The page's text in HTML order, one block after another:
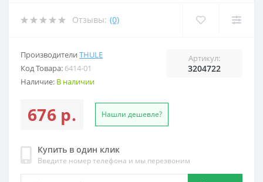
Отзывы: (0)
Артикул:
3204722
Производители THULE
Код Товара: 6414-01
Наличие: В наличии
676 р. Нашли дешевле?
Купить в один клик
Введите номер телефона и мы перезвоним